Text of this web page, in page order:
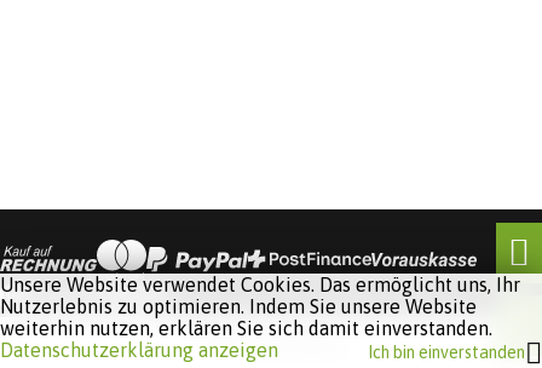
Software:
Unsere Website verwendet Cookies. Das ermöglicht uns, Ihr
Nutzerlebnis zu optimieren. Indem Sie unsere Website
weiterhin nutzen, erklären Sie sich damit einverstanden.
Datenschutzerklärung anzeigen
Ich bin einverstanden